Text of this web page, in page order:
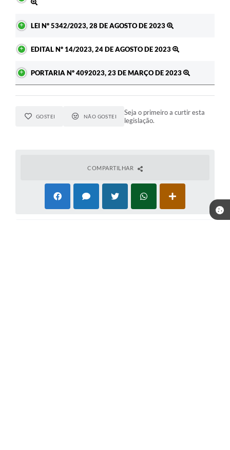
LEI Nº 5342/2023, 28 DE AGOSTO DE 2023
EDITAL Nº 14/2023, 24 DE AGOSTO DE 2023
PORTARIA Nº 4092023, 23 DE MARÇO DE 2023
GOSTEI NÃO GOSTEI
Seja o primeiro a curtir esta
legislação.
COMPARTILHAR